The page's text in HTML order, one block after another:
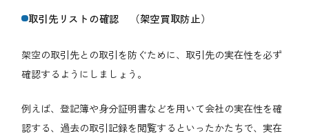
取引先リストの確認 （架空買取防止）
架空の取引先との取引を防ぐために、取引先の実在性を必ず
確認するようにしましょう。
例えば、登記簿や身分証明書などを用いて会社の実在性を確
認する、過去の取引記録を閲覧するといったかたちで、実在